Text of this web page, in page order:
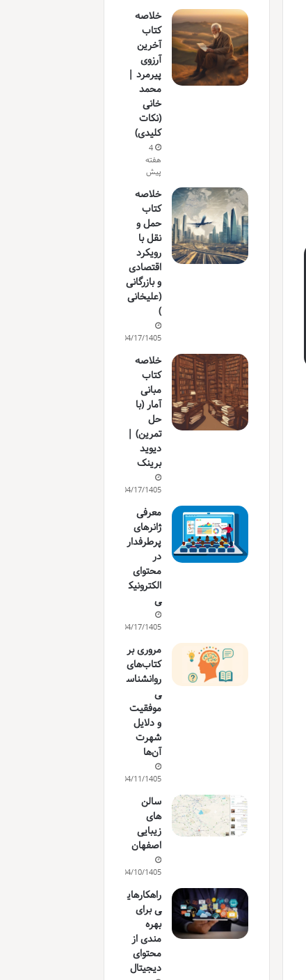
خلاصه
کتاب
آخرین
آرزوی
پیرمرد |
محمد
خانی
(نکات
کلیدی)
4
هفته
پیش
خلاصه
کتاب
حمل و
نقل با
رویکرد
اقتصادی
و بازرگانی
(علیخانی
)
04/17/1405
خلاصه
کتاب
مبانی
آمار (با
حل
تمرین) |
دیوید
برینک
04/17/1405
معرفی
ژانرهای
پرطرفدار
در
محتوای
الکترونیک
ی
04/17/1405
مروری بر
کتاب‌های
روانشناس
ی
موفقیت
و دلایل
شهرت
آن‌ها
04/11/1405
سالن
های
زیبایی
اصفهان
04/10/1405
راهکارهای
ی برای
بهره
مندی از
محتوای
دیجیتال